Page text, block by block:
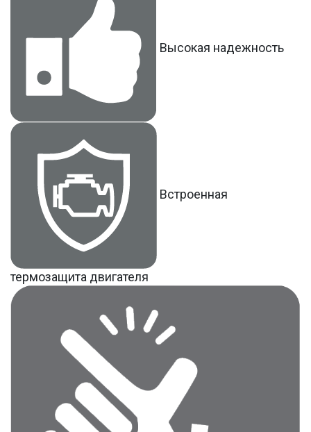
Высокая надежность
Встроенная
термозащита двигателя